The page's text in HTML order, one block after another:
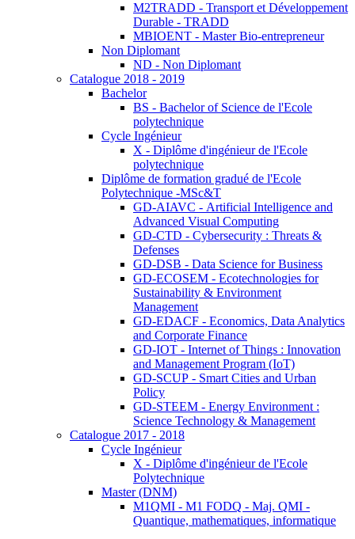
M2TRADD - Transport et Développement
Durable - TRADD
MBIOENT - Master Bio-entrepreneur
Non Diplomant
ND - Non Diplomant
Catalogue 2018 - 2019
Bachelor
BS - Bachelor of Science de l'Ecole
polytechnique
Cycle Ingénieur
X - Diplôme d'ingénieur de l'Ecole
polytechnique
Diplôme de formation gradué de l'Ecole
Polytechnique -MSc&T
GD-AIAVC - Artificial Intelligence and
Advanced Visual Computing
GD-CTD - Cybersecurity : Threats &
Defenses
GD-DSB - Data Science for Business
GD-ECOSEM - Ecotechnologies for
Sustainability & Environment
Management
GD-EDACF - Economics, Data Analytics
and Corporate Finance
GD-IOT - Internet of Things : Innovation
and Management Program (IoT)
GD-SCUP - Smart Cities and Urban
Policy
GD-STEEM - Energy Environment :
Science Technology & Management
Catalogue 2017 - 2018
Cycle Ingénieur
X - Diplôme d'ingénieur de l'Ecole
Polytechnique
Master (DNM)
M1QMI - M1 FODQ - Maj. QMI -
Quantique, mathematiques, informatique